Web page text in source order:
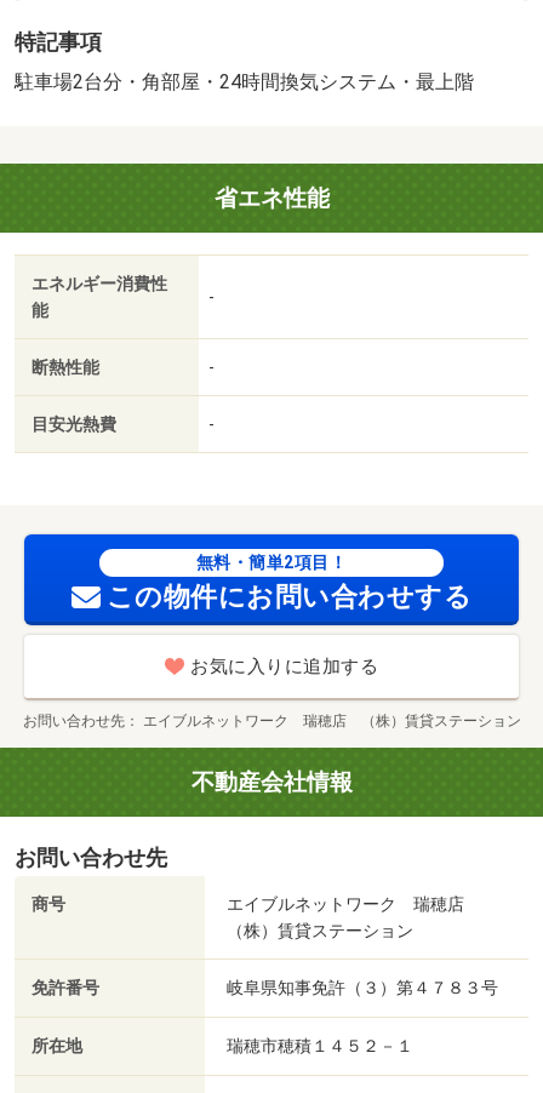
備で雨の日も安心☆・駐輪場：有/クリーニング 70000円/
鍵セット費 3300円
特記事項
駐車場2台分・角部屋・24時間換気システム・最上階
省エネ性能
エネルギー消費性
能
-
断熱性能 -
目安光熱費 -
無料・簡単2項目！
この物件にお問い合わせする
お気に入りに追加する
お問い合わせ先 エイブルネットワーク 瑞穂店 （株）賃貸ステーション
不動産会社情報
お問い合わせ先
商号
エイブルネットワーク 瑞穂店
（株）賃貸ステーション
免許番号 岐阜県知事免許（３）第４７８３号
所在地 瑞穂市穂積１４５２－１